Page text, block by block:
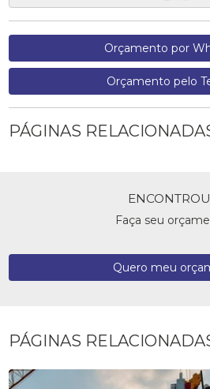
Orçamento por
Orçamento pelo
PÁGINAS
Faça seu
Quero meu
PÁGINAS